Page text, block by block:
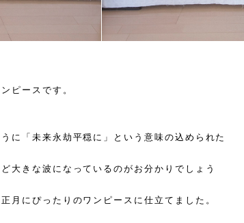
ピースです。
に「未来永劫平穏に」という意味の込められた
大きな波になっているのがお分かりでしょう
月にぴったりのワンピースに仕立てました。